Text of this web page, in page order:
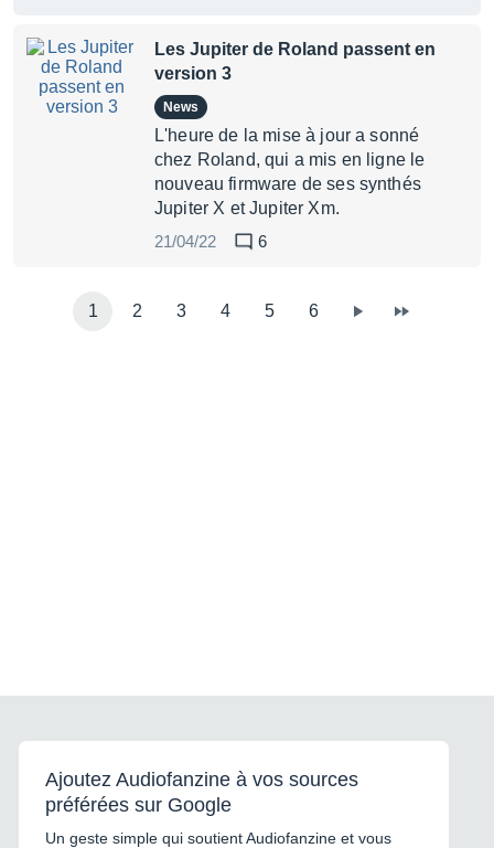
Les Jupiter de Roland passent en
version 3
News
L'heure de la mise à jour a sonné
chez Roland, qui a mis en ligne le
nouveau firmware de ses synthés
Jupiter X et Jupiter Xm.
21/04/22
6
1 2 3 4 5 6
Ajoutez Audiofanzine à vos sources
préférées sur Google
Un geste simple qui soutient Audiofanzine et vous